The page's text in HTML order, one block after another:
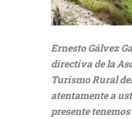
Ernesto Gálvez
directiva de la
Turismo Rural
atentamente a
presente